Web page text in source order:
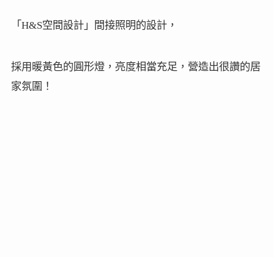
「H&S空間設計」間接照明的設計，
採用暖黃色的圓形燈，亮度相當充足，營造出很讚的居
家氛圍 ！